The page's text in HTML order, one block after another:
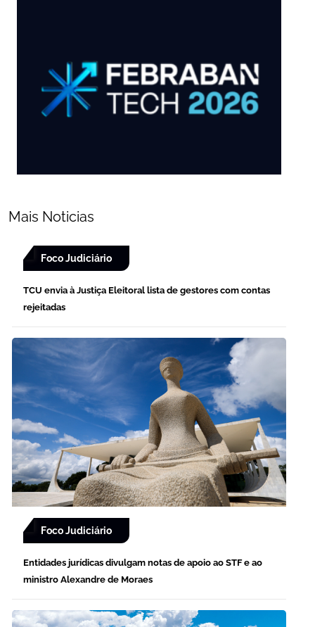
Mais Noticias
Foco Judiciário
TCU envia à Justiça Eleitoral lista de gestores com contas
rejeitadas
Foco Judiciário
Entidades jurídicas divulgam notas de apoio ao STF e ao
ministro Alexandre de Moraes